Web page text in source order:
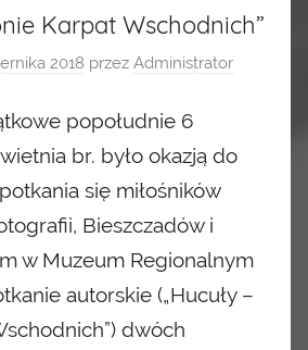
Karpat Wschodnich”
2018 przez Administrator
popołudnie 6
br. było okazją do
się miłośników
Bieszczadów i
w Muzeum Regionalnym
autorskie („Hucuły –
dwóch